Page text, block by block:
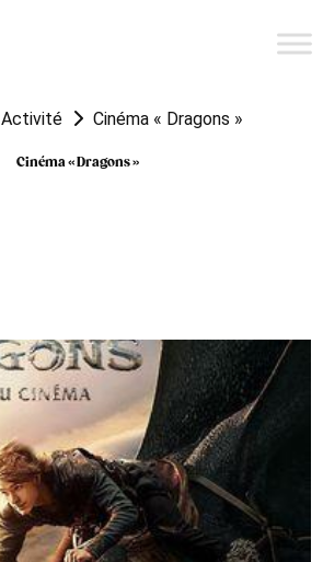
Activité Cinéma « Dragons »
Cinéma « Dragons »